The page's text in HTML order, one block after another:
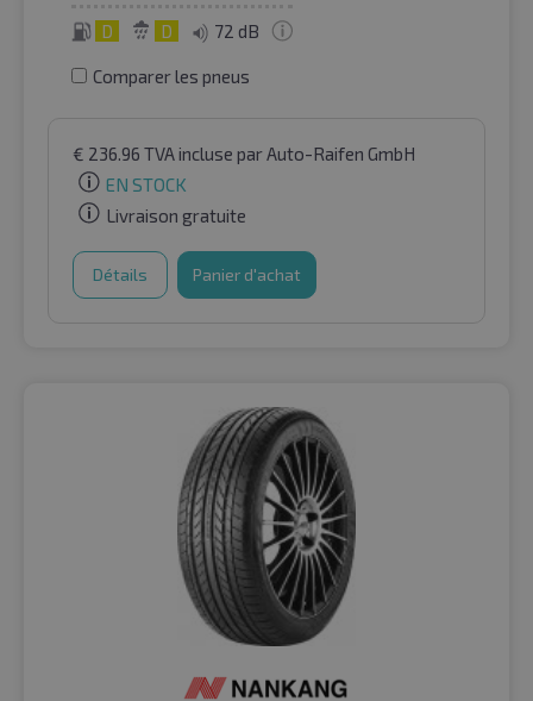
D D 72 dB
Comparer les pneus
€ 236.96 TVA incluse par Auto-Raifen GmbH
EN STOCK
Livraison gratuite
Détails Panier d'achat